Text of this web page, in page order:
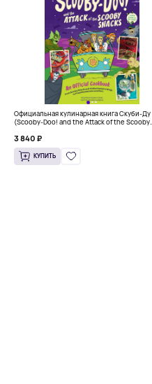
Официальная кулинарная книга Скуби-Ду
(Scooby-Doo! and the Attack of the Scooby
3 840 ₽
КУПИТЬ